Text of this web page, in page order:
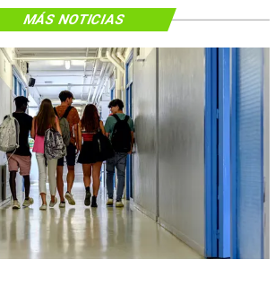
MÁS NOTICIAS